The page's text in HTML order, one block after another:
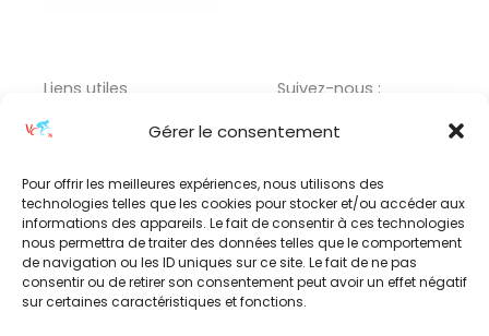
Gérer le consentement
Pour offrir les meilleures expériences, nous utilisons des
technologies telles que les cookies pour stocker et/ou accéder aux
informations des appareils. Le fait de consentir à ces technologies
nous permettra de traiter des données telles que le comportement
de navigation ou les ID uniques sur ce site. Le fait de ne pas
consentir ou de retirer son consentement peut avoir un effet négatif
sur certaines caractéristiques et fonctions.
Liens utiles
Menu
Suivez-nous :
F
c
e
b
o
o
k
e
d
i
s
t
a
g
r
Adresse :
17 RUE PAUL BERT,